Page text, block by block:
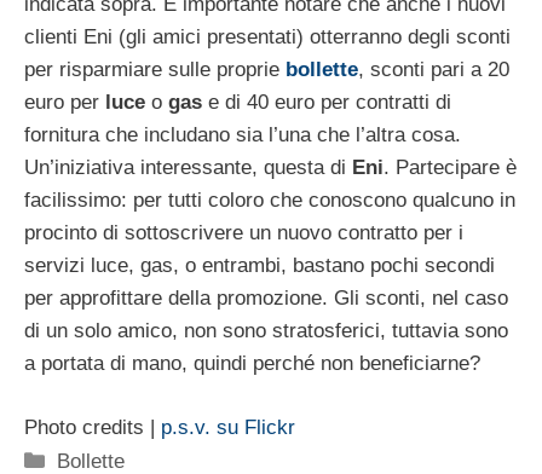
clienti Eni (gli amici presentati) otterranno degli sconti
per risparmiare sulle proprie bollette, sconti pari a 20
euro per luce o gas e di 40 euro per contratti di
fornitura che includano sia l’una che l’altra cosa.
Un’iniziativa interessante, questa di Eni. Partecipare è
facilissimo: per tutti coloro che conoscono qualcuno in
procinto di sottoscrivere un nuovo contratto per i
servizi luce, gas, o entrambi, bastano pochi secondi
per approfittare della promozione. Gli sconti, nel caso
di un solo amico, non sono stratosferici, tuttavia sono
a portata di mano, quindi perché non beneficiarne?
Photo credits | p.s.v. su Flickr
Categorie
Bollette